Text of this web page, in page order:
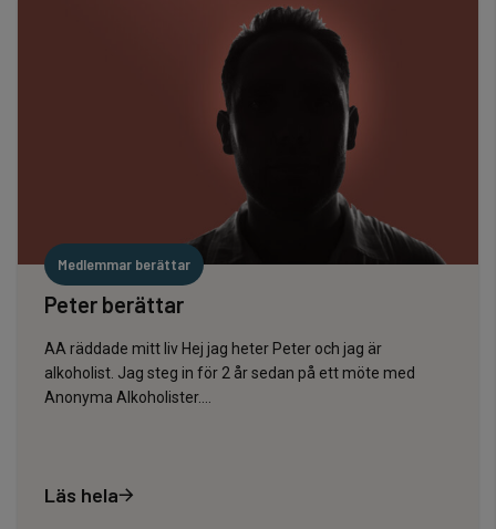
Medlemmar berättar
Peter berättar
AA räddade mitt liv Hej jag heter Peter och jag är
alkoholist. Jag steg in för 2 år sedan på ett möte med
Anonyma Alkoholister....
Läs hela